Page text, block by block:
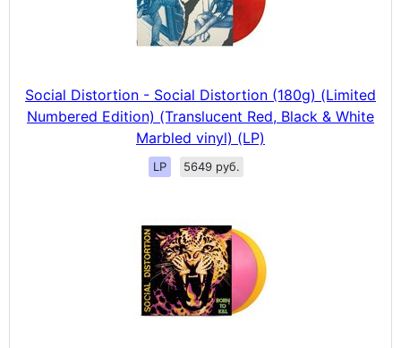
Social Distortion - Social Distortion (180g) (Limited
Numbered Edition) (Translucent Red, Black & White
Marbled vinyl) (LP)
LP 5649 руб.